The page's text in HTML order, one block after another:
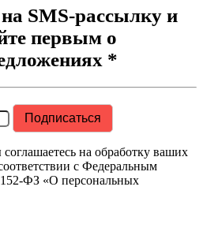
SMS-рассылку и
первым о
*
на обработку ваших
с Федеральным
ФЗ «О персональных